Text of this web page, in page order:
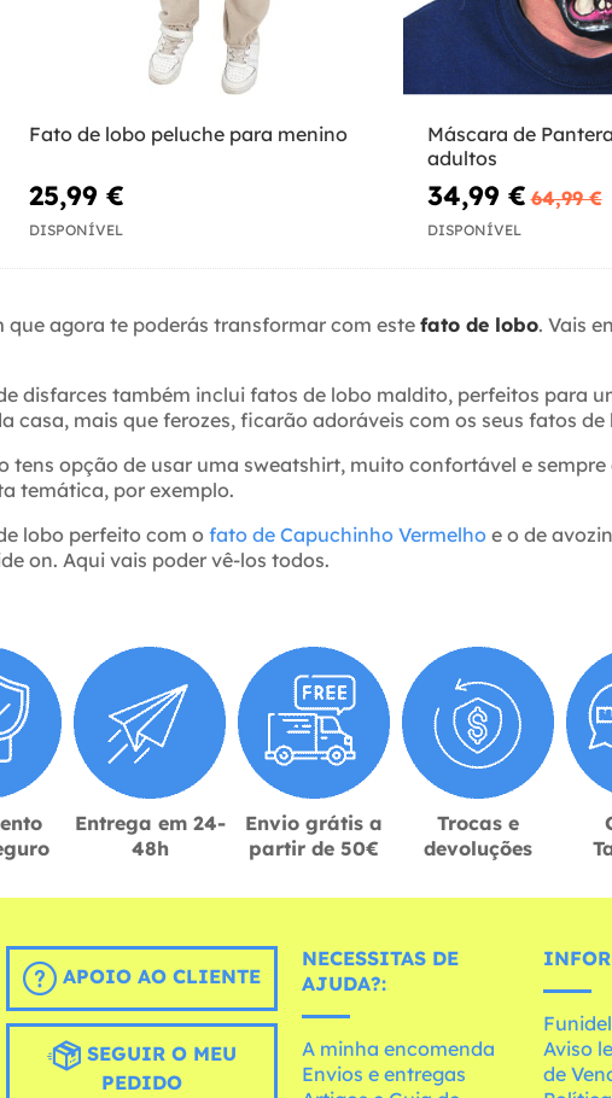
Fato de lobo peluche para menino
25,99 €
DISPONÍVEL
Máscara de
adultos
34,99 € 64,99 €
DISPONÍVEL
agora te poderás transformar com este fato de lobo. Vais
disfarces também inclui fatos de lobo maldito, perfeitos para
casa, mais que ferozes, ficarão adoráveis com os seus fatos
tens opção de usar uma sweatshirt, muito confortável e
temática, por exemplo.
lobo perfeito com o fato de Capuchinho Vermelho e o de
on. Aqui vais poder vê-los todos.
Entrega em 24-
48h
Envio grátis a
partir de 50€
Trocas e
devoluções
APOIO AO CLIENTE
SEGUIR O MEU
PEDIDO
NECESSITAS DE
AJUDA?:
A minha encomenda
Envios e entregas
Aviso
de